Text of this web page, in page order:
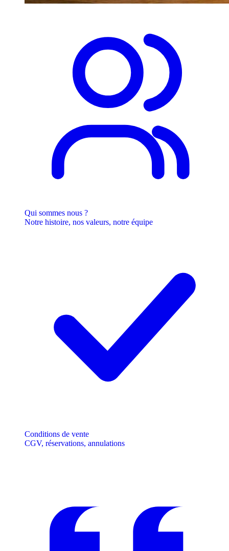
Qui sommes nous ?
Notre histoire, nos valeurs, notre équipe
Conditions de vente
CGV, réservations, annulations